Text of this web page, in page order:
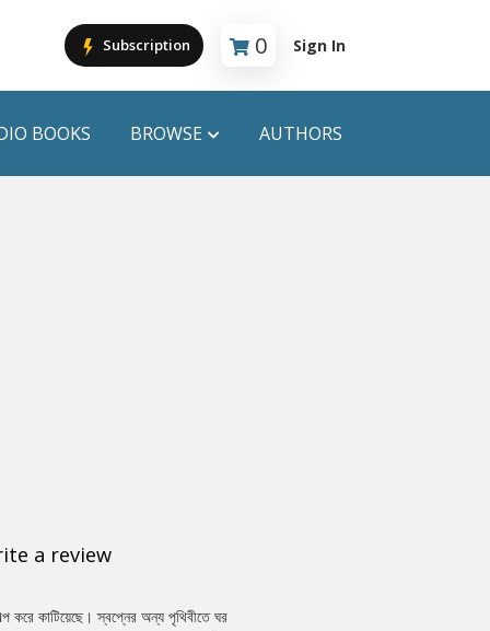
Subscription 0
Cart is empty
Sign In
BOOKS BROWSE AUTHORS
a review
করে কাটিয়েছে। স্বপ্নের অন্য পৃথিবীতে ঘর